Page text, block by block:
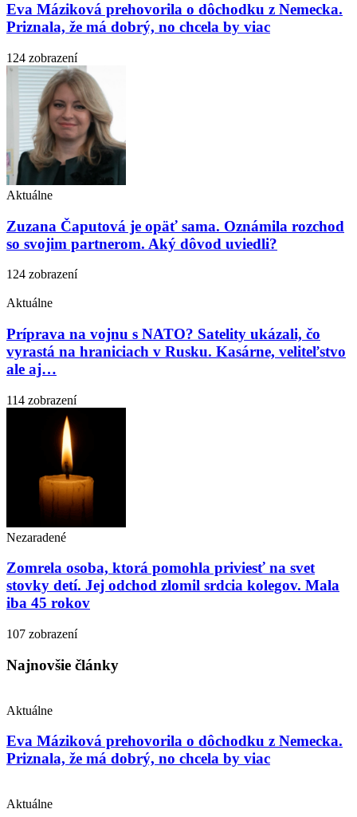
Eva Máziková prehovorila o dôchodku z Nemecka.
Priznala, že má dobrý, no chcela by viac
124 zobrazení
Aktuálne
Zuzana Čaputová je opäť sama. Oznámila rozchod
so svojim partnerom. Aký dôvod uviedli?
124 zobrazení
Aktuálne
Príprava na vojnu s NATO? Satelity ukázali, čo
vyrastá na hraniciach v Rusku. Kasárne, veliteľstvo
ale aj…
114 zobrazení
Nezaradené
Zomrela osoba, ktorá pomohla priviesť na svet
stovky detí. Jej odchod zlomil srdcia kolegov. Mala
iba 45 rokov
107 zobrazení
Najnovšie články
Aktuálne
Eva Máziková prehovorila o dôchodku z Nemecka.
Priznala, že má dobrý, no chcela by viac
Aktuálne